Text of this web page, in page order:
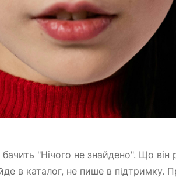
"Нічого не знайдено". Що він
в каталог, не пише в підтримку.